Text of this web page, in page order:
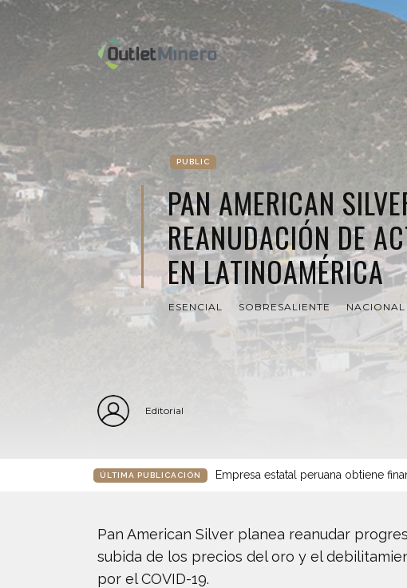
PUBLIC
PAN AMERICAN
REANUDACIÓN DE
EN LATINOAMÉRICA
ESENCIAL SOBRESALIENTE NACIONAL
Editorial
ÚLTIMA PUBLICACIÓN Empresa estatal peruana obtiene
Pan American Silver planea reanudar
subida de los precios del oro y el
por el COVID-19.